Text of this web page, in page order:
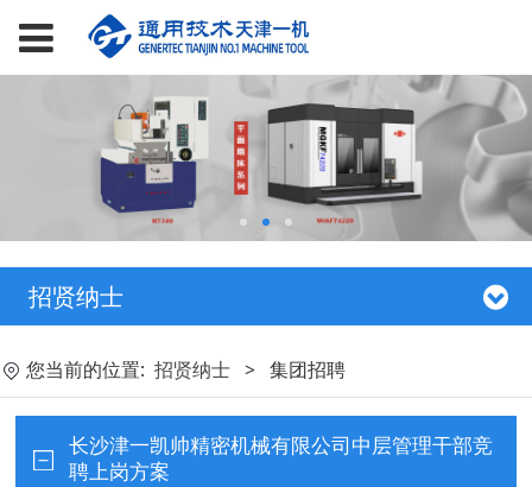
招贤纳士
您当前的位置: 招贤纳士 > 集团招聘
长沙津一凯帅精密机械有限公司中层管理干部竞
聘上岗方案